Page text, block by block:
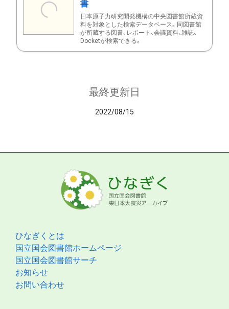
書
日本原子力研究開発機構の中央図書館所蔵資
料を対象とした検索データベース。同図書館
が所蔵する図書、レポート、会議資料、雑誌、
Docketが検索できる。
最終更新日
2022/08/15
ひなぎくとは
国立国会図書館ホームページ
国立国会図書館サーチ
お知らせ
お問い合わせ